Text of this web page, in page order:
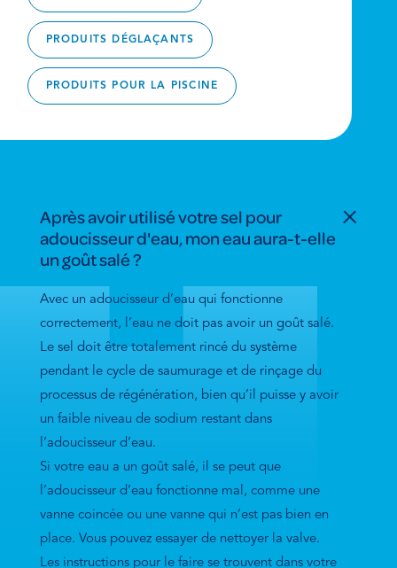
PRODUITS DÉGLAÇANTS
PRODUITS POUR LA PISCINE
Après avoir utilisé votre sel pour
adoucisseur d'eau, mon eau aura-t-elle
un goût salé ?
Avec un adoucisseur d’eau qui fonctionne
correctement, l’eau ne doit pas avoir un goût salé.
Le sel doit être totalement rincé du système
pendant le cycle de saumurage et de rinçage du
processus de régénération, bien qu’il puisse y avoir
un faible niveau de sodium restant dans
l’adoucisseur d’eau.
Si votre eau a un goût salé, il se peut que
l’adoucisseur d’eau fonctionne mal, comme une
vanne coincée ou une vanne qui n’est pas bien en
place. Vous pouvez essayer de nettoyer la valve.
Les instructions pour le faire se trouvent dans votre